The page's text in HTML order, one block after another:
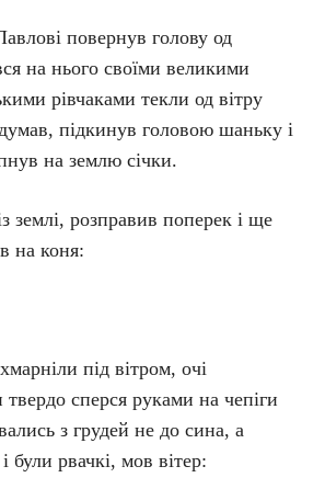
повернув голову од
на нього своїми великими
рівчаками текли од вітру
підкинув головою шаньку і
на землю січки.
землі, розправив поперек і ще
на коня:
під вітром, очі
твердо сперся руками на чепіги
з грудей не до сина, а
рвачкі, мов вітер: